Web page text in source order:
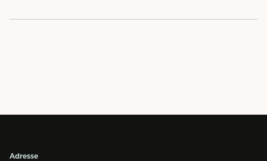
Adresse